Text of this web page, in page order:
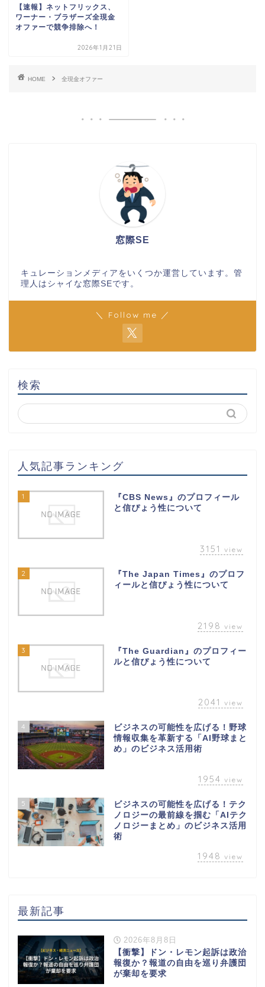
【速報】ネットフリックス、
ワーナー・ブラザーズ全現金
オファーで競争排除へ！
2026年1月21日
HOME 全現金オファー
窓際SE
キュレーションメディアをいくつか運営しています。管
理人はシャイな窓際SEです。
＼ Follow me ／
検索
人気記事ランキング
1
『CBS News』のプロフィール
と信ぴょう性について
3151 view
2
『The Japan Times』のプロフ
ィールと信ぴょう性について
2198 view
3
『The Guardian』のプロフィー
ルと信ぴょう性について
2041 view
4
ビジネスの可能性を広げる！野球
情報収集を革新する「AI野球まと
め」のビジネス活用術
1954 view
5
ビジネスの可能性を広げる！テク
ノロジーの最前線を掴む「AIテク
ノロジーまとめ」のビジネス活用
術
1948 view
最新記事
2026年8月8日
【衝撃】ドン・レモン起訴は政治
報復か？報道の自由を巡り弁護団
が棄却を要求